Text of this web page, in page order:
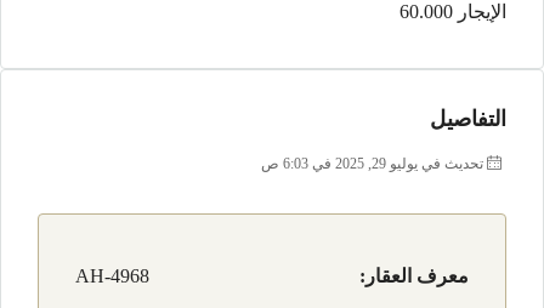
الإيجار 60.000
التفاصيل
تحديث في يوليو 29, 2025 في 6:03 ص
معرف العقار: AH-4968